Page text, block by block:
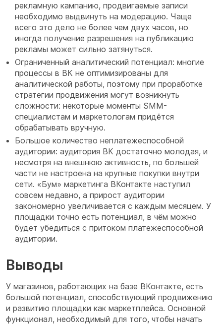
рекламную кампанию, продвигаемые записи
необходимо выдвинуть на модерацию. Чаще
всего это дело не более чем двух часов, но
иногда получение разрешения на публикацию
рекламы может сильно затянуться.
Ограниченный аналитический потенциал: многие
процессы в ВК не оптимизированы для
аналитической работы, поэтому при проработке
стратегии продвижения могут возникнуть
сложности: некоторые моменты SMM-
специалистам и маркетологам придётся
обрабатывать вручную.
Большое количество неплатежеспособной
аудитории: аудитория ВК достаточно молодая, и
несмотря на внешнюю активность, по большей
части не настроена на крупные покупки внутри
сети. «Бум» маркетинга ВКонтакте наступил
совсем недавно, а прирост аудитории
закономерно увеличивается с каждым месяцем. У
площадки точно есть потенциал, в чём можно
будет убедиться с притоком платежеспособной
аудитории.
Выводы
У магазинов, работающих на базе ВКонтакте, есть
большой потенциал, способствующий продвижению
и развитию площадки как маркетплейса. Основной
функционал, необходимый для того, чтобы начать